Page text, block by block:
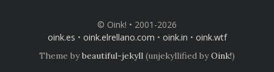
© Oink! • 2001-2026
oink.es • oink.elrellano.com • oink.in • oink.wtf
Theme bybeautiful-jekyll (unjekyllified byOink!)